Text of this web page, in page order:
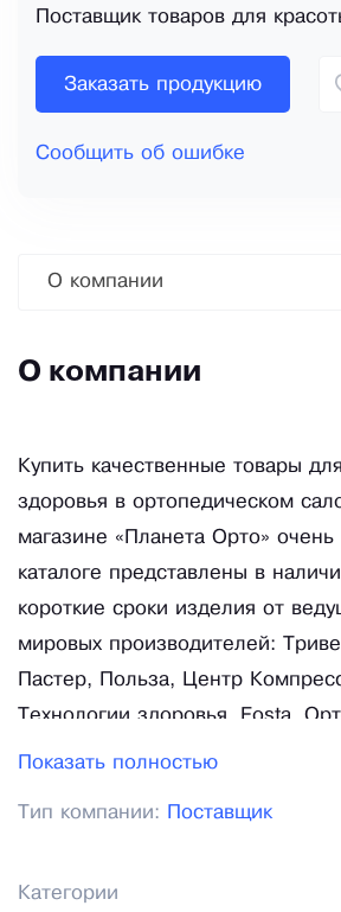
Поставщик товаров для
Заказать продукцию
Сообщить об ошибке
О компании
О компании
Купить качественные товары
здоровья в ортопедическом
магазине «Планета Орто»
каталоге представлены в
короткие сроки изделия от
мировых производителей:
Пастер, Польза, Центр
Технологии здоровья, Fosta,
Орто, OttoBock, Medi, Paul
сайт и по телефону, а также
курьером на дом, в Почтовые
Показать полностью
Тип компании: Поставщик
Категории